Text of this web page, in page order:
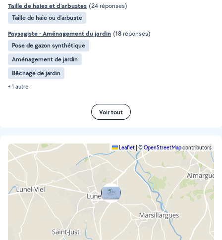
Taille de haies et d'arbustes (24 réponses)
Taille de haie ou d'arbuste
Paysagiste - Aménagement du jardin (18 réponses)
Pose de gazon synthétique
Aménagement de jardin
Bêchage de jardin
+ 1 autre
Voir tout
Leaflet ©OpenStreetMapcontributors